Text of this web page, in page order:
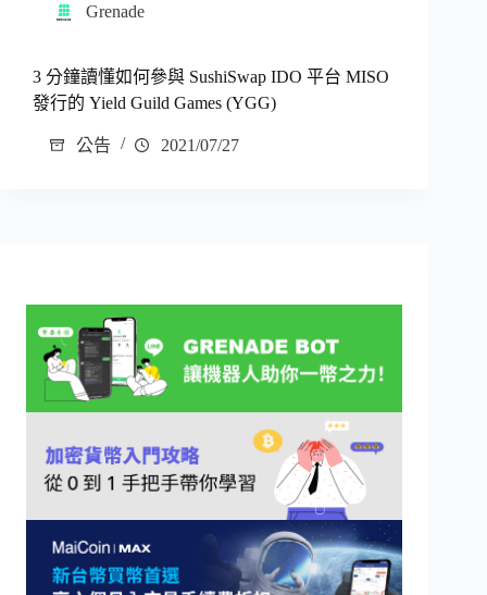
Grenade
3 分鐘讀懂如何參與 SushiSwap IDO 平台 MISO
發行的 Yield Guild Games (YGG)
公告 2021/07/27